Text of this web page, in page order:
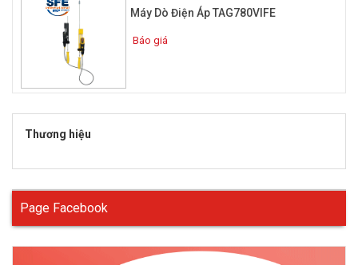
Máy Dò Điện Áp TAG780VIFE
Báo giá
Thương hiệu
Page Facebook